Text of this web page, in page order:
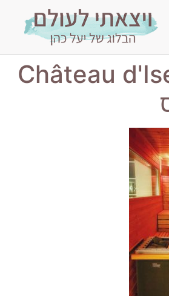
Château